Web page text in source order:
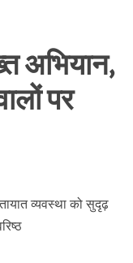
अभियान,
पर
व्यवस्था को सुदृढ़